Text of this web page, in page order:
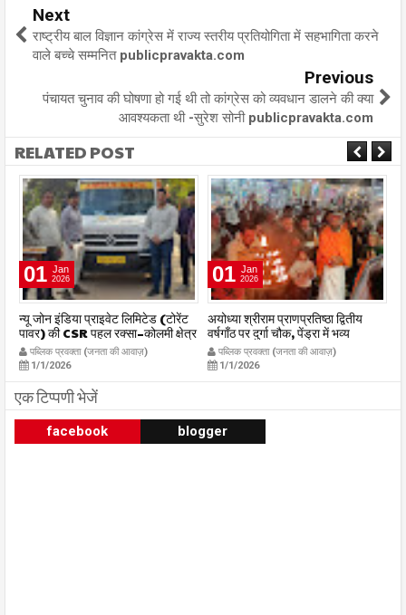
Next
राष्ट्रीय बाल विज्ञान कांग्रेस में राज्य स्तरीय प्रतियोगिता में सहभागिता करने
वाले बच्चे सम्मनित publicpravakta.com
Previous
पंचायत चुनाव की घोषणा हो गई थी तो कांग्रेस को व्यवधान डालने की क्या
आवश्यकता थी -सुरेश सोनी publicpravakta.com
RELATED POST
01 Jan
2026
न्यू जोन इंडिया प्राइवेट लिमिटेड (टोरेंट
पावर) की CSR पहल रक्सा–कोलमी क्षेत्र
में चलित अस्पताल एम्बुलेंस सेवा का
शुभारंभ publicpravakta.com
पब्लिक प्रवक्ता (जनता की आवाज़)
1/1/2026
01 Jan
2026
अयोध्या श्रीराम प्राणप्रतिष्ठा द्वितीय
वर्षगाँठ पर दुर्गा चौक, पेंड्रा में भव्य
महाआरती सम्पन्न
publicpravakta.com
पब्लिक प्रवक्ता (जनता की आवाज़)
1/1/2026
एक टिप्पणी भेजें
facebook blogger